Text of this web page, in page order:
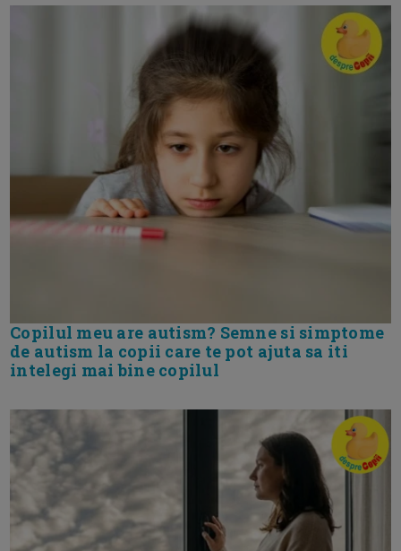
Copilul meu are autism? Semne si simptome
de autism la copii care te pot ajuta sa iti
intelegi mai bine copilul